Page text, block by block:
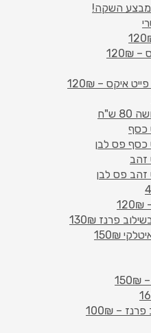
השקה!
איקס – 120₪
ש"ח
כסף
פס לבן
זהב
פס לבן
פרנז 130₪
150₪
– 100₪